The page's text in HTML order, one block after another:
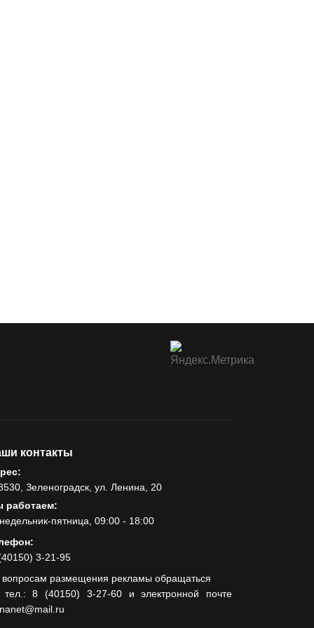
контакты
Зеленоградск, ул. Ленина, 20
работаем:
пятница, 09:00 - 18:00
3-21-95
размещения рекламы обращаться
тел.: 8 (40150) 3-27-60 и электронной почте